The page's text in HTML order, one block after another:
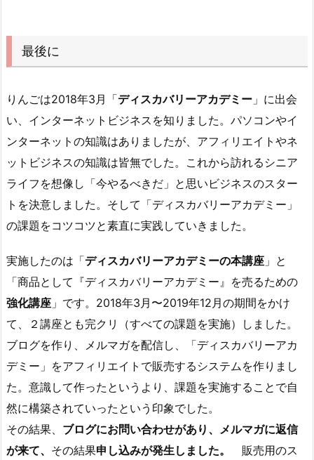
最後に
りんごは2018年3月「ディスカバリーアカデミー 」に出会
い、インターネットビジネスを知りました。パソコンやイ
ンターネットの知識はありましたが、アフィリエイトやネ
ットビジネスの知識は皆無でした。これから訪れるシニア
ライフを想像し「今やるべきだ」と思いビジネスのスター
トを決意しました。そして「ディスカバリーアカデミー」
の課題をコツコツと素直に実践していきました。
実施したのは「ディスカバリーアカデミーの本講座 」と
「商品として『ディスカバリーアカデミー』を売るための
強化講座 」です。2018年3月〜2019年12月の期間をかけ
て、２講座とも完クリ（すべての課題を実施）しました。
ブログを作り、メルマガを配信し、「ディスカバリーアカ
デミー」をアフィリエイトで販売するシステムを作りまし
た。意識して作ったというより、課題を実施することで自
然に構築されていったという印象でした。
その結果、 ブログにお問い合わせがあり、メルマガに返信
が来て、 その結果申し込みが発生しました。 販売用のス